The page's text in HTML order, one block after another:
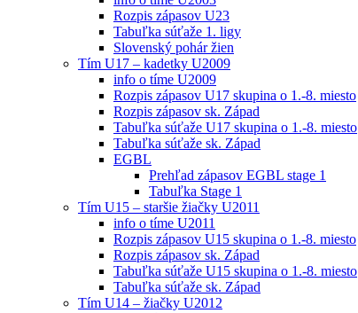
Rozpis zápasov U23
Tabuľka súťaže 1. ligy
Slovenský pohár žien
Tím U17 – kadetky U2009
info o tíme U2009
Rozpis zápasov U17 skupina o 1.-8. miesto
Rozpis zápasov sk. Západ
Tabuľka súťaže U17 skupina o 1.-8. miesto
Tabuľka súťaže sk. Západ
EGBL
Prehľad zápasov EGBL stage 1
Tabuľka Stage 1
Tím U15 – staršie žiačky U2011
info o tíme U2011
Rozpis zápasov U15 skupina o 1.-8. miesto
Rozpis zápasov sk. Západ
Tabuľka súťaže U15 skupina o 1.-8. miesto
Tabuľka súťaže sk. Západ
Tím U14 – žiačky U2012